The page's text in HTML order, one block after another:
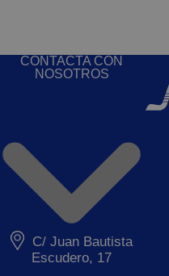
CONTACTA CON
NOSOTROS
C/ Juan Bautista
Escudero, 17